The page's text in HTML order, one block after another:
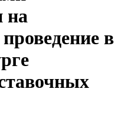
на
в